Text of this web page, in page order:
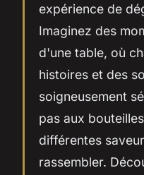
expérience de
Imaginez des
d'une table, où
histoires et des
soigneusement
pas aux
différentes
rassembler.